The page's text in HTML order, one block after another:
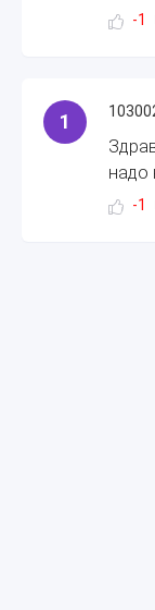
-1
1
надо
-1